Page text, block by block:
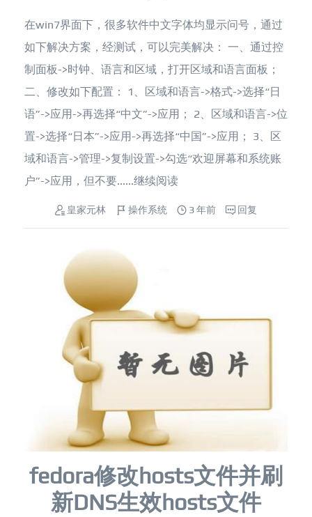
在win7界面下，很多软件中文字体均显示问号，通过
如下解决方案，经测试，可以完美解决： 一、通过控
制面板->时钟、语言和区域，打开区域和语言面板；
二、修改如下配置： 1、区域和语言->格式->选择“日
语”->应用->再选择“中文”->应用； 2、区域和语言->位
置->选择“日本”->应用->再选择“中国”->应用； 3、区
域和语言->管理->复制设置->勾选“欢迎屏幕和系统账
户”->应用，但不要......继续阅读
皇家元林 操作系统 3 年前 回复
fedora修改hosts文件并刷
新DNS生效hosts文件